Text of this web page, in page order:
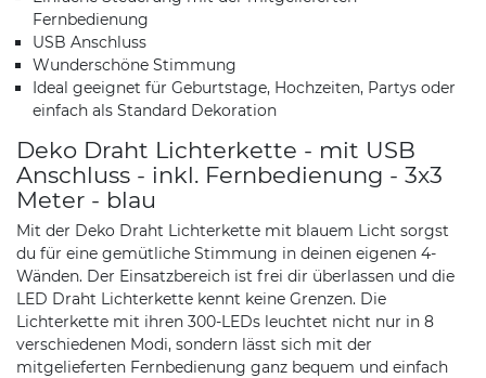
Fernbedienung
USB Anschluss
Wunderschöne Stimmung
Ideal geeignet für Geburtstage, Hochzeiten, Partys oder
einfach als Standard Dekoration
Deko Draht Lichterkette - mit USB
Anschluss - inkl. Fernbedienung - 3x3
Meter - blau
Mit der Deko Draht Lichterkette mit blauem Licht sorgst
du für eine gemütliche Stimmung in deinen eigenen 4-
Wänden. Der Einsatzbereich ist frei dir überlassen und die
LED Draht Lichterkette kennt keine Grenzen. Die
Lichterkette mit ihren 300-LEDs leuchtet nicht nur in 8
verschiedenen Modi, sondern lässt sich mit der
mitgelieferten Fernbedienung ganz bequem und einfach